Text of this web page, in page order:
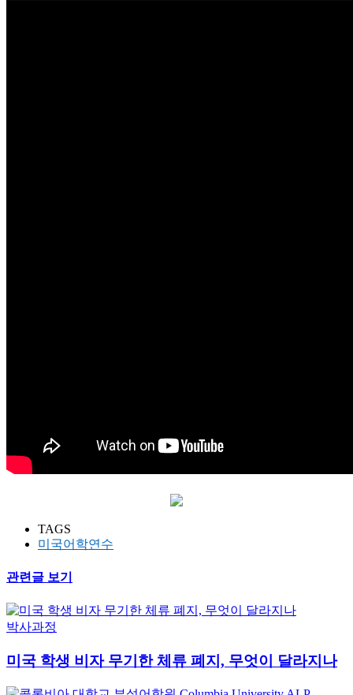
TAGS
미국어학연수
관련글 보기
박사과정
미국 학생 비자 무기한 체류 폐지, 무엇이 달라지나